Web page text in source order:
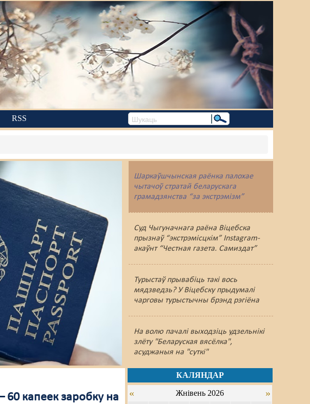
RSS
Шаркаўшчынская раёнка палохае
чытачоў стратай беларускага
грамадзянства “за экстрэмізм”
Суд Чыгуначнага раёна Віцебска
прызнаў “экстрэмісцкім” Instagram-
акаўнт “Честная газета. Самиздат”
Турыстаў прывабіць такі вось
мядзведзь? У Віцебску прыдумалі
чарговы турыстычны брэнд рэгіёна
На волю пачалі выходзіць удзельнікі
злёту "Беларуская вясёлка",
асуджаныя на "суткі"
60 капеек заробку на
КАЛЯНДАР
« Жнівень 2026 »